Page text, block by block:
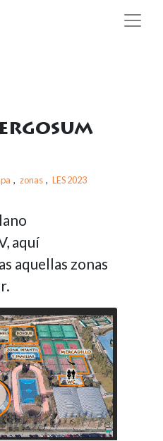
, zonas , LES 2023
aquí
aquellas zonas